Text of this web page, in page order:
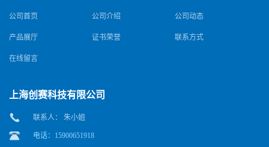
公司首页 公司介绍 公司动态
产品展厅 证书荣誉 联系方式
在线留言
上海创赛科技有限公司
联系人： 朱小姐
电话：15900651918